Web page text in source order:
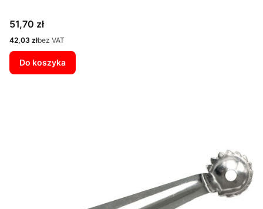
Cena
51,70 zł
Cena
42,03 złbez VAT
Do koszyka